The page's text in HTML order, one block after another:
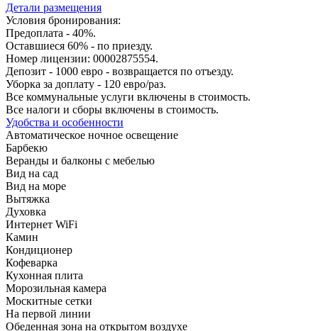
Детали размещения
Условия бронирования:
Предоплата - 40%.
Оставшиеся 60% - по приезду.
Номер лицензии: 00002875554.
Депозит - 1000 евро - возвращается по отъезду.
Уборка за доплату - 120 евро/раз.
Все коммунальные услуги включены в стоимость.
Все налоги и сборы включены в стоимость.
Удобства и особенности
Автоматическое ночное освещение
Барбекю
Веранды и балконы с мебелью
Вид на сад
Вид на море
Вытяжка
Духовка
Интернет WiFi
Камин
Кондиционер
Кофеварка
Кухонная плита
Морозильная камера
Москитные сетки
На первой линии
Обеденная зона на открытом воздухе